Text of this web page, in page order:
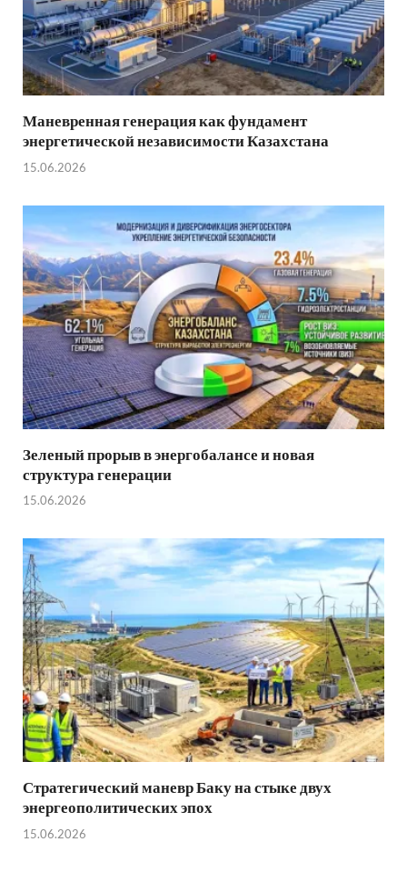
Маневренная генерация как фундамент
энергетической независимости Казахстана
15.06.2026
Зеленый прорыв в энергобалансе и новая
структура генерации
15.06.2026
Стратегический маневр Баку на стыке двух
энергеополитических эпох
15.06.2026